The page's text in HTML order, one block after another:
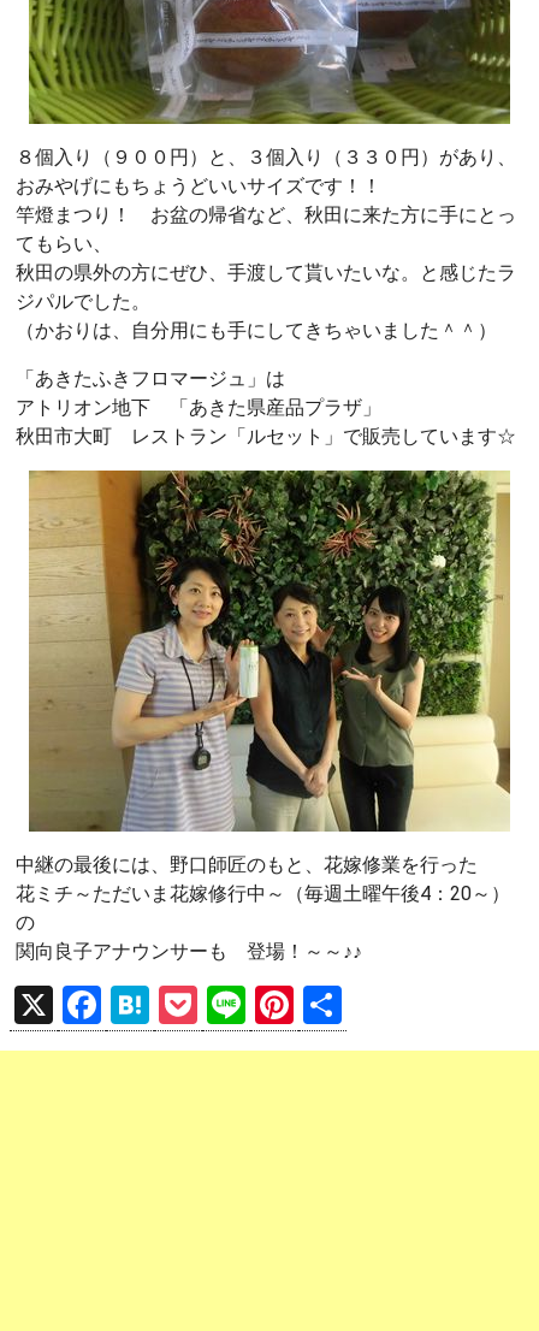
８個入り（９００円）と、３個入り（３３０円）があり、
おみやげにもちょうどいいサイズです！！
竿燈まつり！ お盆の帰省など、秋田に来た方に手にとっ
てもらい、
秋田の県外の方にぜひ、手渡して貰いたいな。と感じたラ
ジパルでした。
（かおりは、自分用にも手にしてきちゃいました＾＾）
「あきたふきフロマージュ」は
アトリオン地下 「あきた県産品プラザ」
秋田市大町 レストラン「ルセット」で販売しています☆
中継の最後には、野口師匠のもと、花嫁修業を行った
花ミチ～ただいま花嫁修行中～（毎週土曜午後4：20～）
の
関向良子アナウンサーも 登場！～～♪♪
X
F
a
H
at
P
o
Li
n
Pi
nt 有